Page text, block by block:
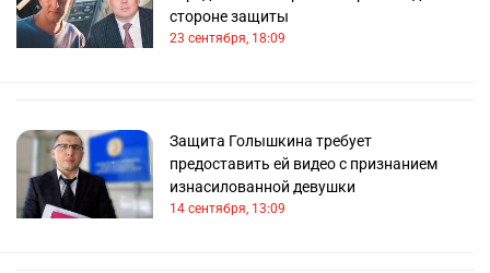
стороне защиты
23 сентября, 18:09
Защита Голышкина требует
предоставить ей видео с признанием
изнасилованной девушки
14 сентября, 13:09